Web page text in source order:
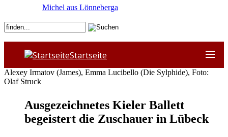
Startseite
Alexey Irmatov (James), Emma Lucibello (Die Sylphide), Foto:
Olaf Struck
Ausgezeichnetes Kieler Ballett
begeistert die Zuschauer in Lübeck
Michel aus Lönneberga